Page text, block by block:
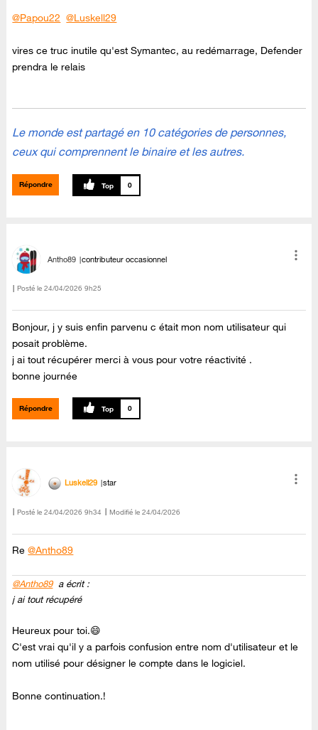
@Papou22 @Luskell29
vires ce truc inutile qu'est Symantec, au redémarrage, Defender
prendra le relais
Le monde est partagé en 10 catégories de personnes,
ceux qui comprennent le binaire et les autres.
Répondre 0
Antho89 contributeur occasionnel
Posté le ‎24/04/2026 9h25
Bonjour, j y suis enfin parvenu c était mon nom utilisateur qui
posait problème.
j ai tout récupérer merci à vous pour votre réactivité .
bonne journée
Répondre 0
Luskell29 star
Posté le ‎24/04/2026 9h34 Modifié le 24/04/2026
Re@Antho89
@Antho89a écrit :
j ai tout récupéré
Heureux pour toi.😄
C'est vrai qu'il y a parfois confusion entre nom d'utilisateur et le
nom utilisé pour désigner le compte dans le logiciel.
Bonne continuation.!